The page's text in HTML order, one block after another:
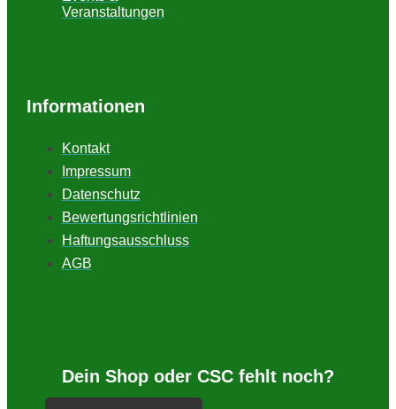
Veranstaltungen
Informationen
Kontakt
Impressum
Datenschutz
Bewertungsrichtlinien
Haftungsausschluss
AGB
Dein Shop oder CSC fehlt noch?